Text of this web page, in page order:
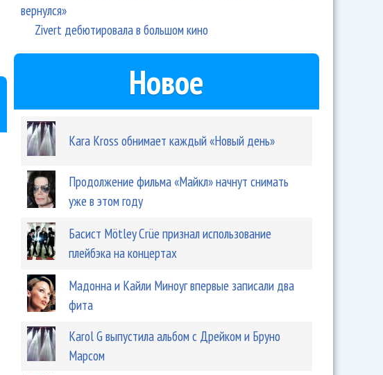
вернулся»
Zivert дебютировала в большом кино
Новое
Kara Kross обнимает каждый «Новый день»
Продолжение фильма «Майкл» начнут снимать
уже в этом году
Басист Mötley Crüe признал использование
плейбэка на концертах
Мадонна и Кайли Миноуг впервые записали два
фита
Karol G выпустила альбом с Дрейком и Бруно
Марсом